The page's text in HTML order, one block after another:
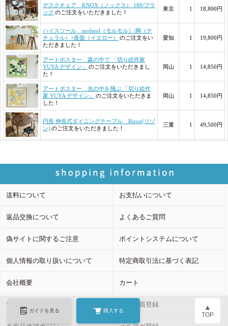
ガイドを見る 購入する ▲
TOP
送料について お支払いについて
返品交換について よくあるご質問
偽サイトに関するご注意 ポイントシステムについて
個人情報の取り扱いについて 特定商取引法に基づく表記
会社概要 カート
マイページ 新規会員登録